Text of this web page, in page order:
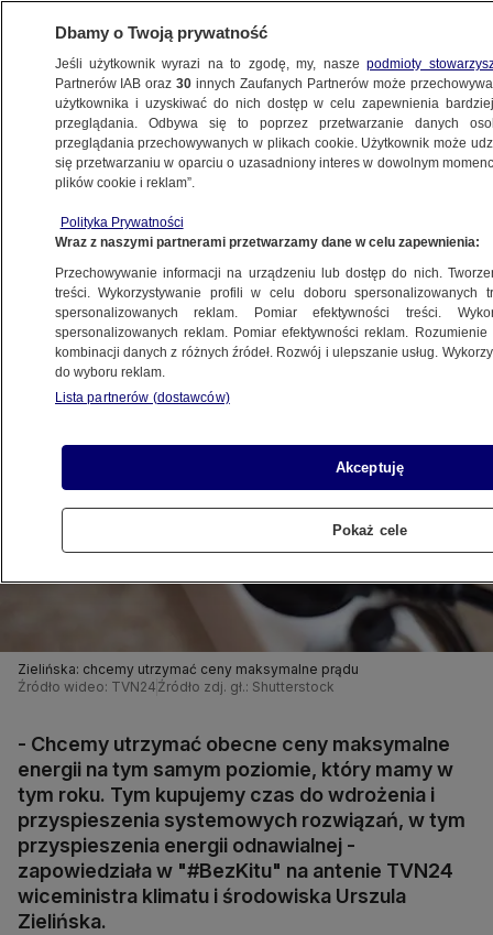
BIZNES
NAJNOWSZE
Wiceministra o cenach prądu w 2025 roku
15.11.2024, 22:19
Udostępnij
Zielińska: chcemy utrzymać ceny maksymalne prądu
Źródło wideo: TVN24 Źródło zdj. gł.: Shutterstock
- Chcemy utrzymać obecne ceny maksymalne
energii na tym samym poziomie, który mamy w
tym roku. Tym kupujemy czas do wdrożenia i
przyspieszenia systemowych rozwiązań, w tym
przyspieszenia energii odnawialnej -
zapowiedziała w "#BezKitu" na antenie TVN24
wiceministra klimatu i środowiska Urszula
Zielińska.
Dbamy o Twoją prywatność
Jeśli użytkownik wyrazi na to zgodę, my, naszepodmioty
Partnerów IAB oraz30 innych Zaufanych Partnerów może
użytkownika i uzyskiwać do nich dostęp w celu zapewnienia
przeglądania. Odbywa się to poprzez przetwarzanie danych
przeglądania przechowywanych w plikach cookie. Użytkownik może
się przetwarzaniu w oparciu o uzasadniony interes w dowolnym
plików cookie i reklam”.
Polityka Prywatności
Wraz z naszymi partnerami przetwarzamy dane w celu zapewnienia:
Przechowywanie informacji na urządzeniu lub dostęp do nich.
treści. Wykorzystywanie profili w celu doboru spersonalizowanych
spersonalizowanych reklam. Pomiar efektywności treści.
spersonalizowanych reklam. Pomiar efektywności reklam.
kombinacji danych z różnych źródeł. Rozwój i ulepszanie usług.
do wyboru reklam.
Lista partnerów (dostawców)
Akceptuję
Pokaż cele